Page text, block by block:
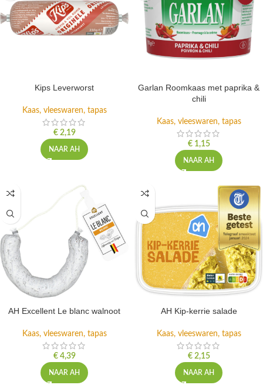
Kips Leverworst
Kaas, vleeswaren, tapas
€2,19
NAAR AH
Garlan Roomkaas met paprika &
chili
Kaas, vleeswaren, tapas
€1,15
NAAR AH
AH Excellent Le blanc walnoot
Kaas, vleeswaren, tapas
€4,39
NAAR AH
AH Kip-kerrie salade
Kaas, vleeswaren, tapas
€2,15
NAAR AH